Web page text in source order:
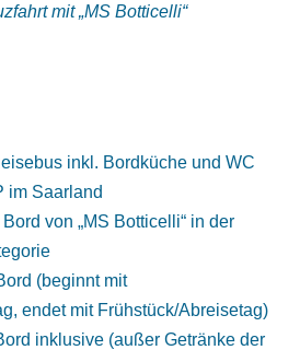
mit „MS Botticelli“
inkl. Bordküche und WC
im Saarland
von „MS Botticelli“ in der
(beginnt mit
endet mit Frühstück/Abreisetag)
inklusive (außer Getränke der